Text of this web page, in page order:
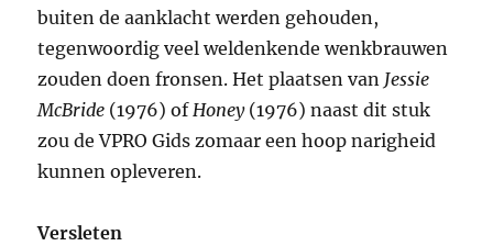
buiten de aanklacht werden gehouden,
tegenwoordig veel weldenkende wenkbrauwen
zouden doen fronsen. Het plaatsen van Jessie
McBride (1976) ofHoney(1976) naast dit stuk
zou de VPRO Gids zomaar een hoop narigheid
kunnen opleveren.
Versleten